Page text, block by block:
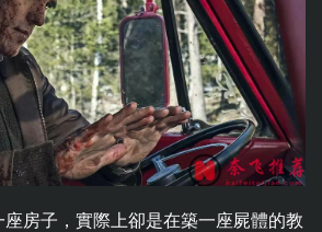
房子，實際上卻是在築一座屍體的教